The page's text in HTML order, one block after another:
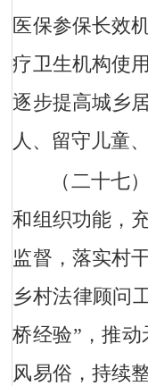
医保参保长效
疗卫生机构使
逐步提高城乡
人、留守儿童
（二十七
和组织功能，
监督，落实村
乡村法律顾问
桥经验”，推
风易俗，持续